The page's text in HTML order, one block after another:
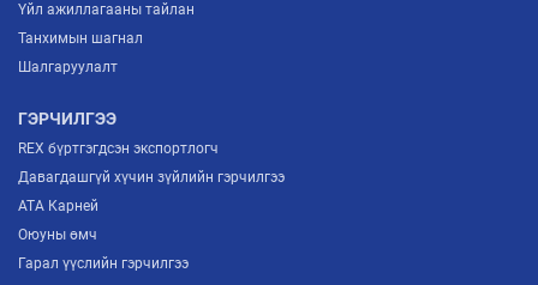
Үйл ажиллагааны тайлан
Танхимын шагнал
Шалгаруулалт
ГЭРЧИЛГЭЭ
REX бүртгэгдсэн экспортлогч
Давагдашгүй хүчин зүйлийн гэрчилгээ
ATA Карней
Оюуны өмч
Гарал үүслийн гэрчилгээ